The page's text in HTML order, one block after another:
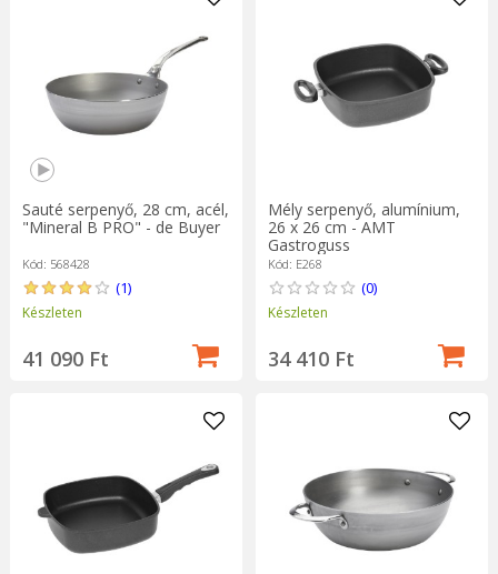
Sauté serpenyő, 28 cm, acél,
"Mineral B PRO" - de Buyer
Kód: 568428
(1)
Készleten
41 090 Ft
Mély serpenyő, alumínium,
26 x 26 cm - AMT
Gastroguss
Kód: E268
(0)
Készleten
34 410 Ft